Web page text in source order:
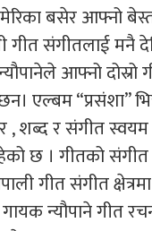
बसेर आफ्नो
गीत संगीतलाई मनै
आफ्नो दोस्रो
एल्बम “प्रसंशा”
, शब्द र संगीत
छ । गीतको संगीत
गीत संगीत
न्यौपाने गीत